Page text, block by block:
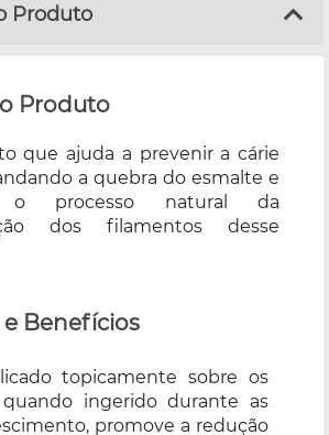
Produto
Produto
que ajuda a prevenir a cárie
a quebra do esmalte e
o processo natural da
dos filamentos desse
Benefícios
topicamente sobre os
ingerido durante as
promove a redução